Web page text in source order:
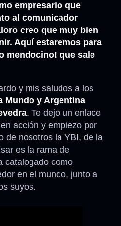
empresario que
al comunicador
creo que muy bien
Aquí estaremos para
mendocino! que sale
y mis saludos a los
Mundo y Argentina
. Te dejo un enlace
acción y empiezo por
de nosotros la YBI, de la
es la rama de
catalogado como
en el mundo, junto a
suyos.